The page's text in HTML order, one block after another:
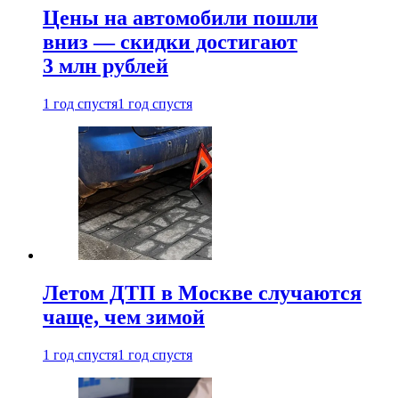
Цены на автомобили пошли
вниз — скидки достигают
3 млн рублей
1 год спустя1 год спустя
Летом ДТП в Москве случаются
чаще, чем зимой
1 год спустя1 год спустя